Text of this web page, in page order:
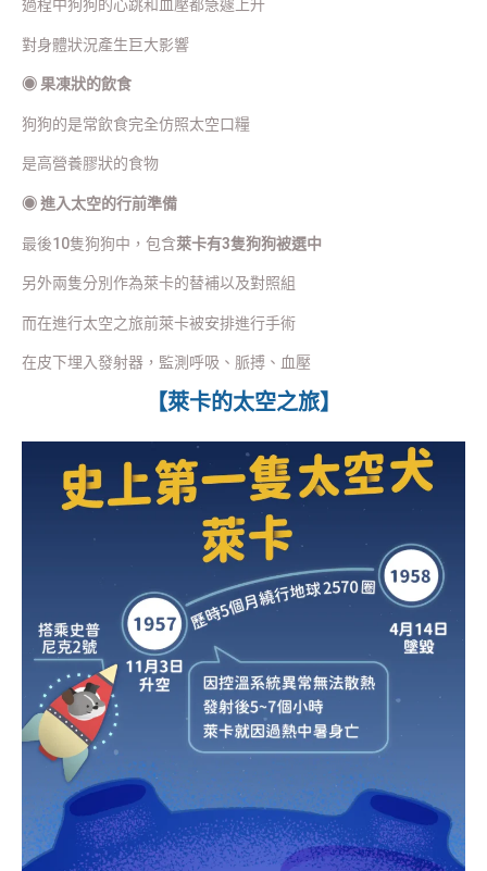
過程中狗狗的心跳和血壓都急遽上升
對身體狀況產生巨大影響
◉ 果凍狀的飲食
狗狗的是常飲食完全仿照太空口糧
是高營養膠狀的食物
◉進入太空的行前準備
最後10隻狗狗中，包含萊卡有3隻狗狗被選中
另外兩隻分別作為萊卡的替補以及對照組
而在進行太空之旅前萊卡被安排進行手術
在皮下埋入發射器，監測呼吸、脈搏、血壓
【萊卡的太空之旅】